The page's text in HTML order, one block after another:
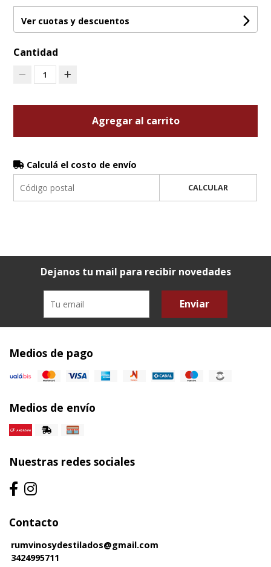
Ver cuotas y descuentos
Cantidad
1
Agregar al carrito
Calculá el costo de envío
CALCULAR
Dejanos tu mail para recibir novedades
Enviar
Medios de pago
Medios de envío
Nuestras redes sociales
Contacto
rumvinosydestilados@gmail.com
3424995711